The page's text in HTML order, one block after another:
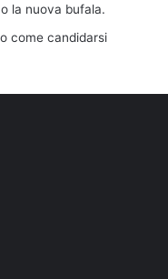
la nuova bufala.
come candidarsi